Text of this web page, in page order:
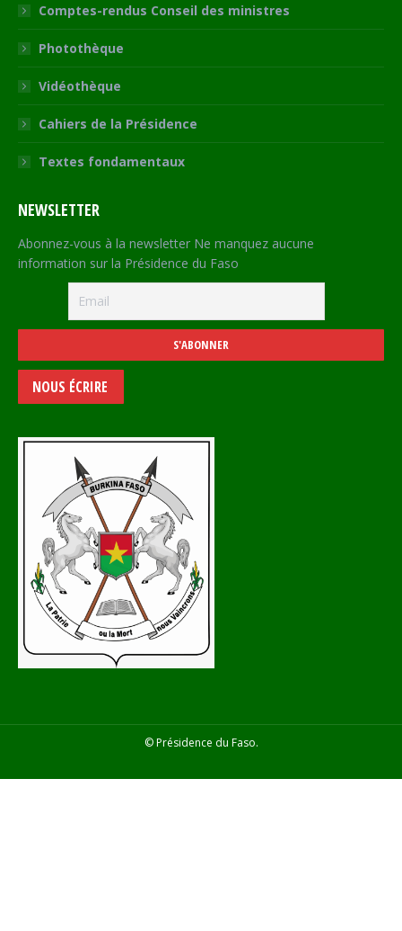
Comptes-rendus Conseil des ministres
Photothèque
Vidéothèque
Cahiers de la Présidence
Textes fondamentaux
NEWSLETTER
Abonnez-vous à la newsletter Ne manquez aucune
information sur la Présidence du Faso
NOUS ÉCRIRE
© Présidence du Faso.